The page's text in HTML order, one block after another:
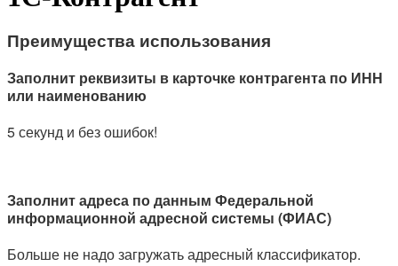
Преимущества использования
Заполнит реквизиты в карточке контрагента по ИНН
или наименованию
5 секунд и без ошибок!
Заполнит адреса по данным Федеральной
информационной адресной системы (ФИАС)
Больше не надо загружать адресный классификатор.